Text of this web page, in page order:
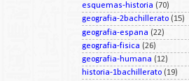
esquemas-historia (70)
geografia-2bachillerato (15)
geografia-espana (22)
geografia-fisica (26)
geografia-humana (12)
historia-1bachillerato (19)